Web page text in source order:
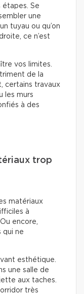
étapes. Se
une
tuyau ou qu’on
ce n’est
vos limites.
de la
certains travaux
les murs
à des
trop
matériaux
à
encore,
qui ne
esthétique.
une salle de
aux taches.
très